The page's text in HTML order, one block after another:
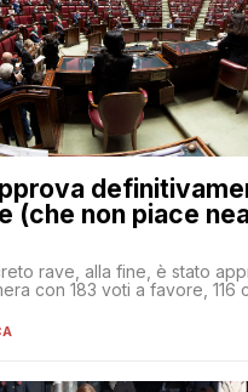
(che non piace
rave, alla fine, è stato
con 183 voti a favore, 116